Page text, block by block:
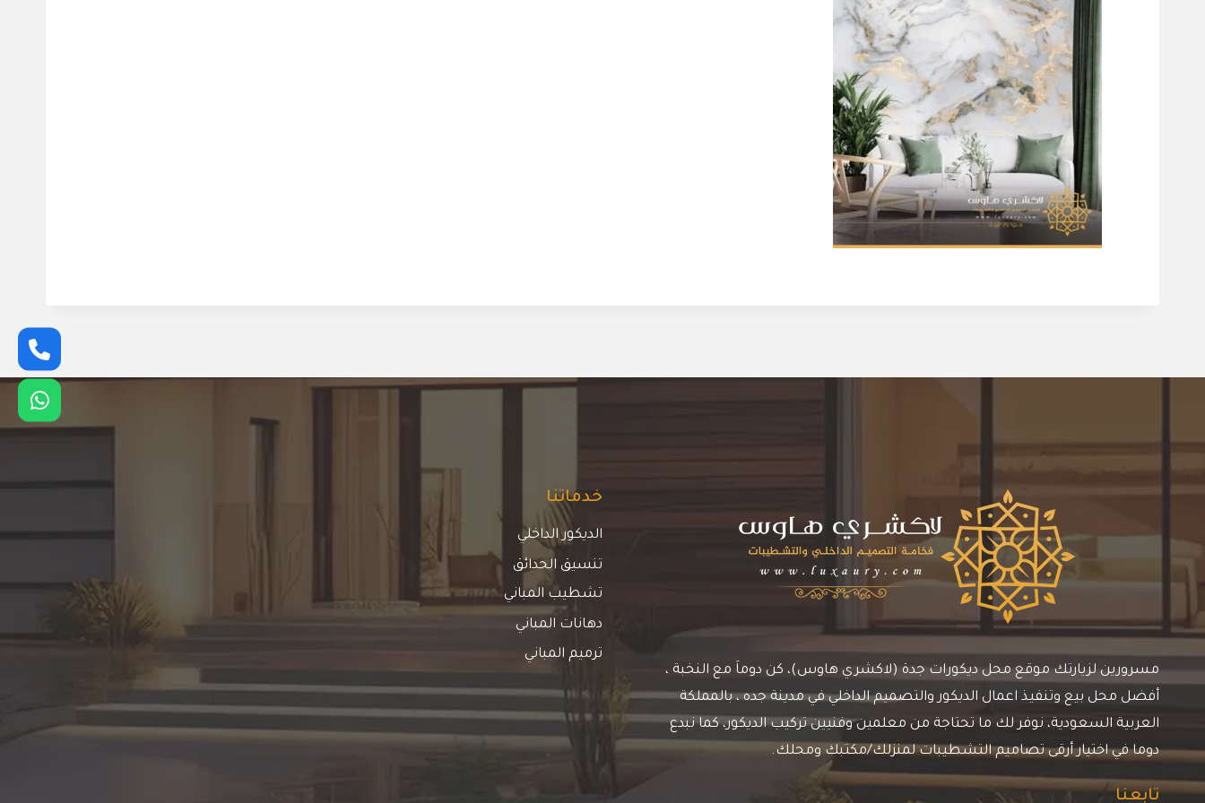
مسرورين لزيارتك موقع محل ديكورات جدة (لاكشري هاوس)، كن دوماَ مع النخبة ،
أفضل محل بيع وتنفيذ اعمال الديكور والتصميم الداخلي في مدينة جده ، بالمملكة
العربية السعودية، نوفر لك ما تحتاجة من معلمين وفنيين تركيب الديكور، كما نبدع
دوما في اختيار أرقى تصاميم التشطيبات لمنزلك/مكتبك ومحلك.
تابعنا
خدماتنا
الديكور الداخلي
تنسيق الحدائق
تشطيب المباني
دهانات المباني
ترميم المباني